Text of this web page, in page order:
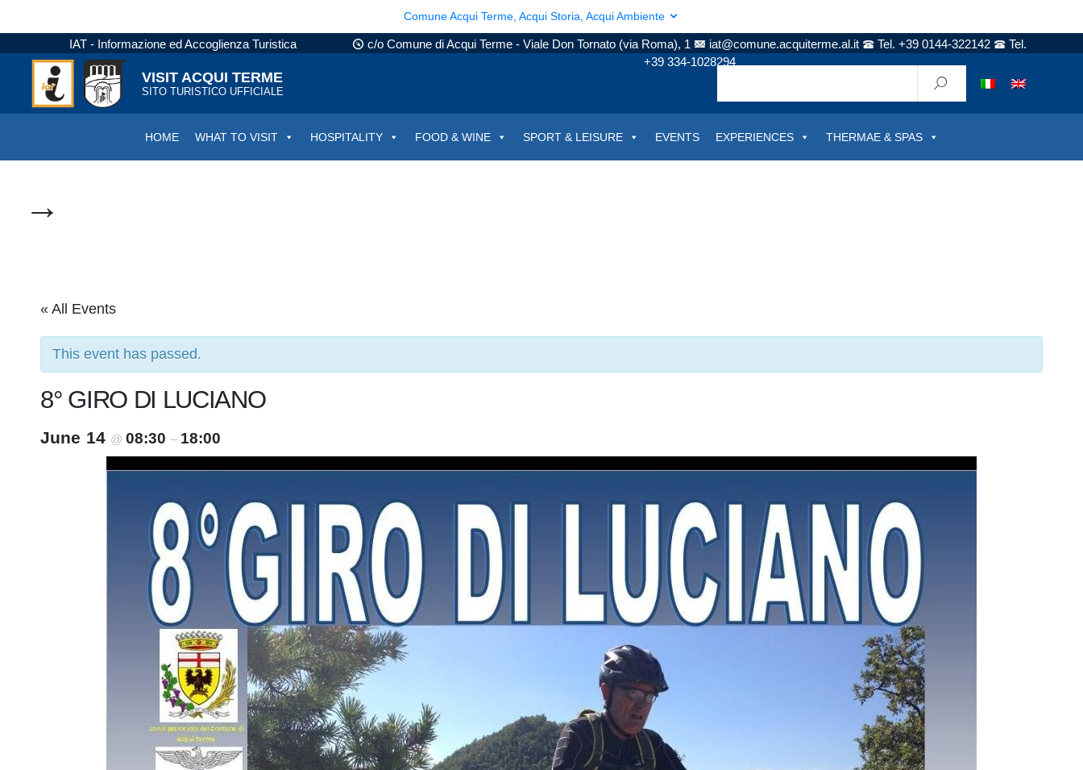
Comune Acqui Terme, Acqui Storia, Acqui Ambiente
IAT - Informazione ed Accoglienza Turistica c/o Comune di Acqui Terme - Viale Don Tornato (via Roma), 1 iat@comune.acquiterme.al.it Tel. +39 0144-322142
Tel.
+39 334-1028294
VISIT ACQUI TERME
SITO TURISTICO UFFICIALE
HOME WHAT TO VISIT HOSPITALITY FOOD & WINE SPORT & LEISURE EVENTS EXPERIENCES THERMAE & SPAS
→
« All Events
This event has passed.
8° GIRO DI LUCIANO
June 14 @08:30 – 18:00